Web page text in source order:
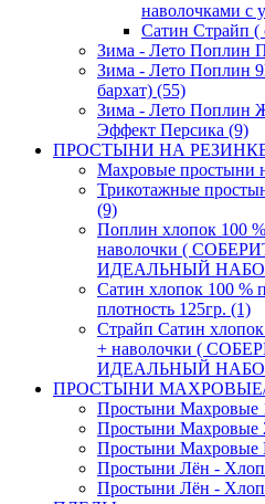
наволочками с
Сатин Страйп (
Зима - Лето Поплин
Зима - Лето Поплин
бархат) (55)
Зима - Лето Поплин
Эффект Персика (9)
ПРОСТЫНИ НА
Махровые простыни
Трикотажные
(9)
Поплин хлопок 100
наволочки (
ИДЕАЛЬНЫЙ
Сатин хлопок 100 %
плотность 125гр. (1)
Страйп Сатин
+ наволочки (
ИДЕАЛЬНЫЙ
ПРОСТЫНИ
Простыни Махровые
Простыни Махровые
Простыни Махровые
Простыни Лён -
Простыни Лён -